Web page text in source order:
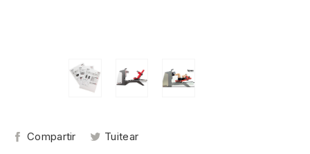
Compartir Tuitear